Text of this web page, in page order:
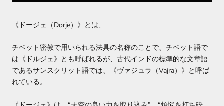
《ドージェ（Dorje）》とは、
チベット密教で用いられる法具の名称のことで、チベット語で
は《ドルジェ》とも呼ばれるが、古代インドの標準的な文章語
であるサンスクリット語では、《ヴァジュラ（Vajra）》と呼ば
れている。